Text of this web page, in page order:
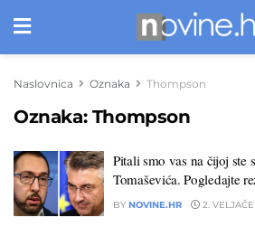
Naslovnica Oznaka Thompson
Oznaka: Thompson
Pitali smo vas na čijoj ste
Tomaševića. Pogledajte
BY NOVINE.HR 2.